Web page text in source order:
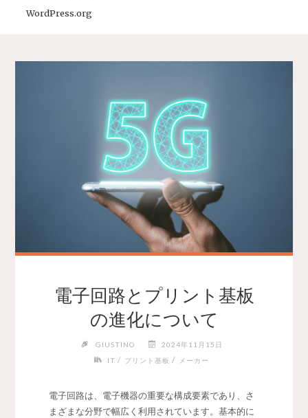
WordPress.org
電子回路とプリント基板
の進化について
GIUSTINO
2024年11月15日
IT / プリント基板 / メーカー
電子回路は、電子機器の重要な構成要素であり、さ
まざまな分野で幅広く利用されています。 基本的に